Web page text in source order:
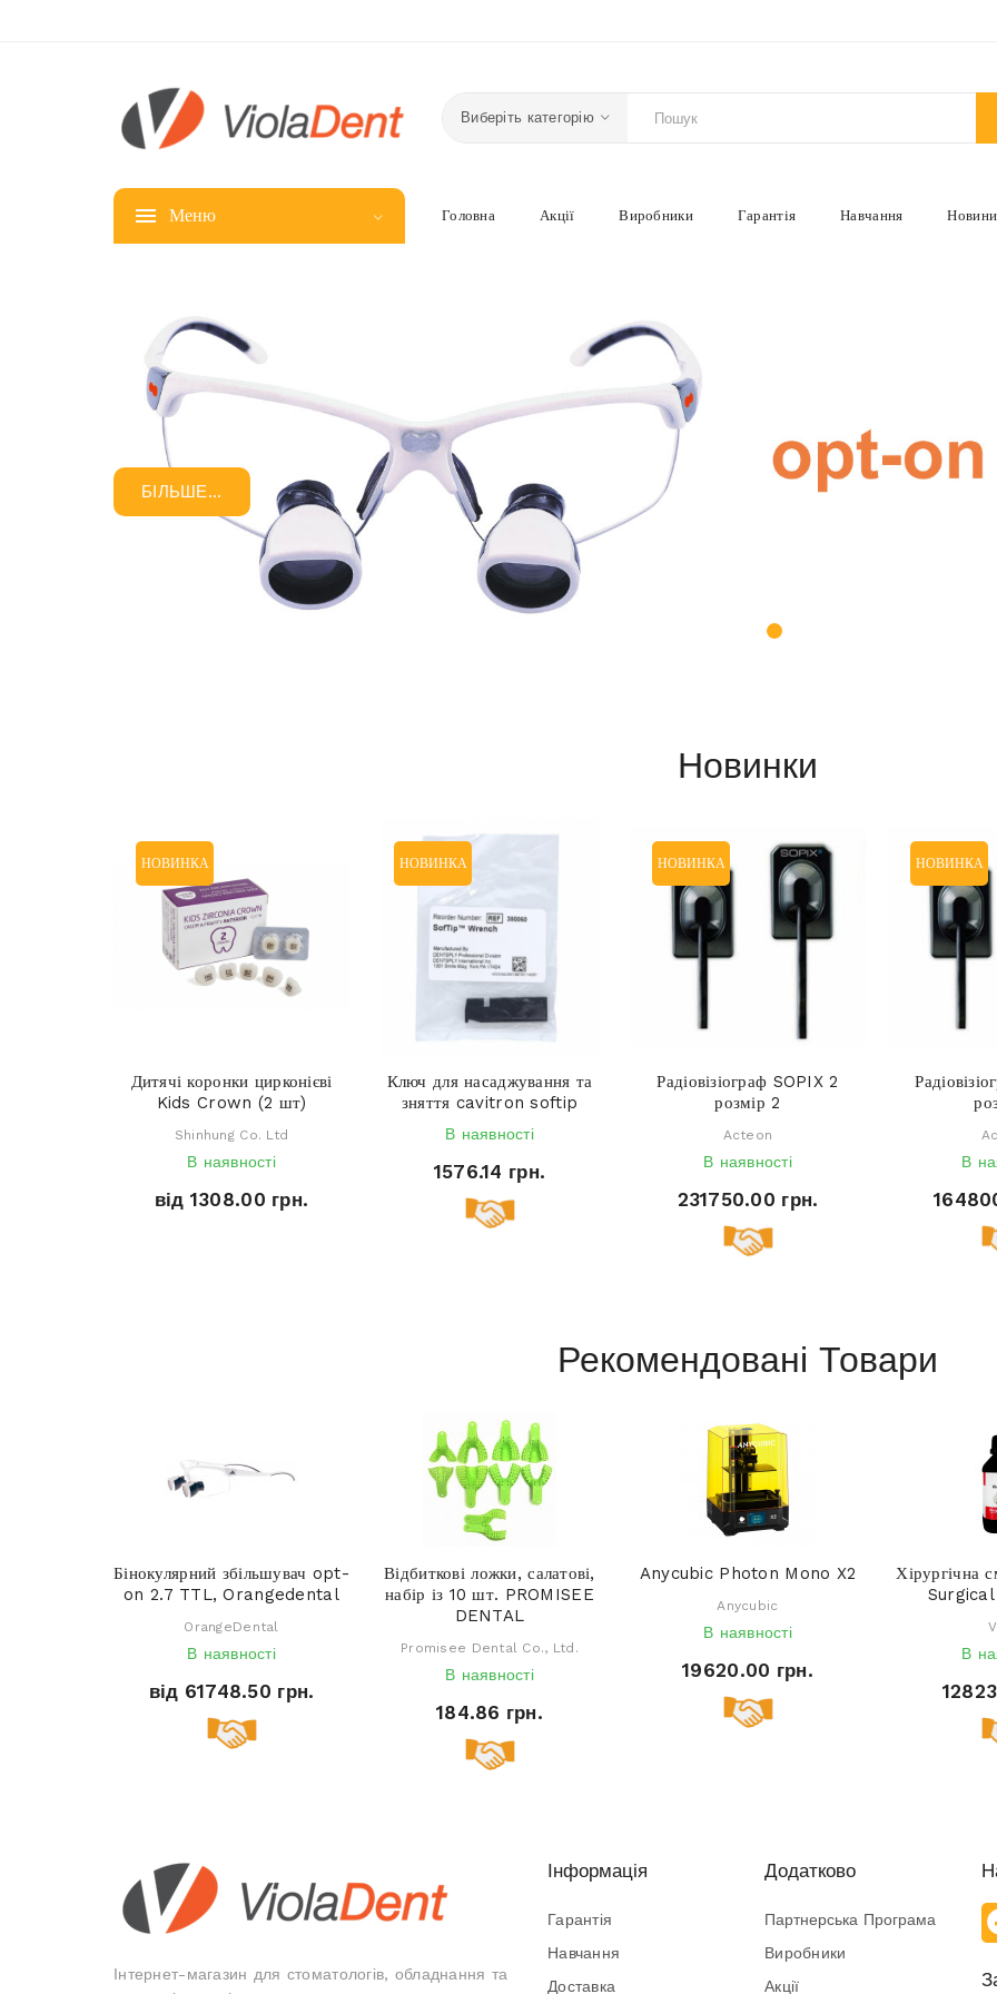
Виберіть категорію
Меню Головна Акції Виробники Гарантія Навчання Новини
БІЛЬШЕ...
Новинки
НОВИНКА
Дитячі коронки цирконієві
Kids Crown (2 шт)
Shinhung Co. Ltd
В наявності
від 1308.00 грн.
НОВИНКА
Ключ для насаджування та
зняття cavitron softip
В наявності
1576.14 грн.
НОВИНКА
Радіовізіограф SOPIX 2
розмір 2
Acteon
В наявності
231750.00 грн.
НОВИНКА
В
Рекомендовані Товари
Бінокулярний збільшувач opt-
on 2.7 TTL, Orangedental
OrangeDental
В наявності
від 61748.50 грн.
Відбиткові ложки, салатові,
набір із 10 шт. PROMISEE
DENTAL
Promisee Dental Co., Ltd.
В наявності
184.86 грн.
Anycubic Photon Mono X2
Anycubic
В наявності
19620.00 грн.
Хірургічна
Surgical
В
Інтернет-магазин для стоматологів, обладнання та
Інформація
Гарантія
Навчання
Доставка
Додатково
Партнерська Програма
Виробники
Акції